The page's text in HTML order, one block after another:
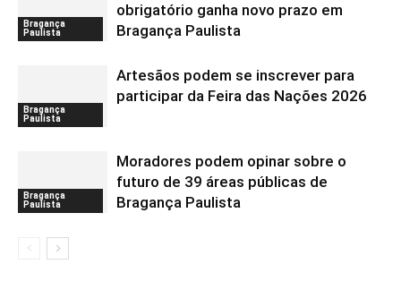
Bragança
Paulista
obrigatório ganha novo prazo em
Bragança Paulista
Bragança
Paulista
Artesãos podem se inscrever para
participar da Feira das Nações 2026
Bragança
Paulista
Moradores podem opinar sobre o
futuro de 39 áreas públicas de
Bragança Paulista